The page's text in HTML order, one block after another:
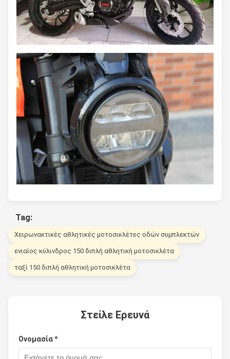
Tag:
Χειρωνακτικές αθλητικές μοτοσικλέτες οδών συμπλεκτών
ενιαίος κύλινδρος 150 διπλή αθλητική μοτοσικλέτα
ταξί 150 διπλή αθλητική μοτοσικλέτα
Στείλε Ερευνά
Ονομασία *